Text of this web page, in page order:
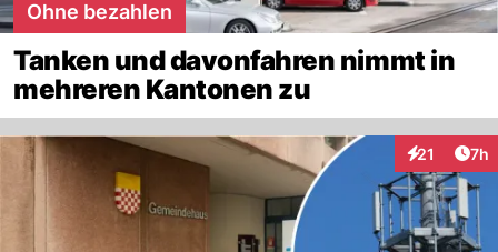
Ohne bezahlen
Tanken und davonfahren nimmt in
mehreren Kantonen zu
21 7h